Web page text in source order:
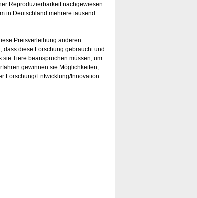
Reproduzierbarkeit nachgewiesen
in Deutschland mehrere tausend
Preisverleihung anderen
dass diese Forschung gebraucht und
sie Tiere beanspruchen müssen, um
gewinnen sie Möglichkeiten,
Forschung/Entwicklung/Innovation